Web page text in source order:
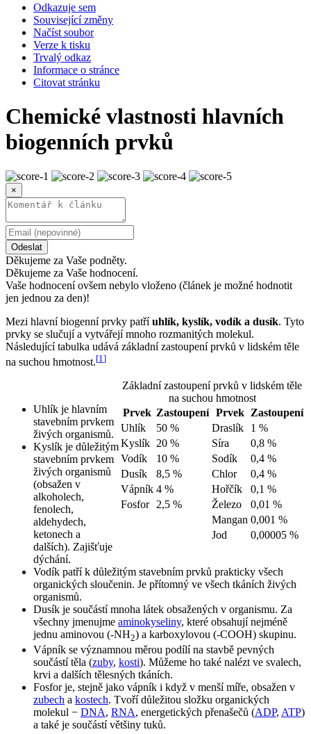
Odkazuje sem
Související změny
Načíst soubor
Verze k tisku
Trvalý odkaz
Informace o stránce
Citovat stránku
Chemické vlastnosti hlavních
biogenních prvků
×
Odeslat
Děkujeme za Vaše podněty.
Děkujeme za Vaše hodnocení.
Vaše hodnocení ovšem nebylo vloženo (článek je možné hodnotit
jen jednou za den)!
Mezi hlavní biogenní prvky patříuhlík, kyslík, vodík a dusík. Tyto
prvky se slučují a vytvářejí mnoho rozmanitých molekul.
Následující tabulka udává základní zastoupení prvků v lidském těle
na suchou hmotnost.[1 ]
Základní zastoupení prvků v lidském těle
na suchou hmotnost
Prvek Zastoupení Prvek
Zastoupení
Uhlík
50 % Draslík
1 %
Kyslík 20 % Síra
0,8 %
Vodík
10 % Sodík
0,4 %
Dusík
8,5 % Chlor
0,4 %
Vápník 4 % Hořčík
0,1 %
Fosfor
2,5 % Železo
0,01 %
Mangan 0,001 %
Jod
0,00005 %
Uhlík je hlavním
stavebním prvkem
živých organismů.
Kyslík je důležitým
stavebním prvkem
živých organismů
(obsažen v
alkoholech,
fenolech,
aldehydech,
ketonech a
dalších). Zajišťuje
dýchání.
Vodík patří k důležitým stavebním prvků prakticky všech
organických sloučenin. Je přítomný ve všech tkáních živých
organismů.
Dusík je součástí mnoha látek obsažených v organismu. Za
všechny jmenujme aminokyseliny, které obsahují nejméně
jednu aminovou (-NH2) a karboxylovou (-COOH) skupinu.
Vápník se významnou měrou podílí na stavbě pevných
součástí těla (zuby, kosti). Můžeme ho také nalézt ve svalech,
krvi a dalších tělesných tkáních.
Fosfor je, stejně jako vápník i když v menší míře, obsažen v
zubech a kostech. Tvoří důležitou složku organických
molekul − DNA, RNA, energetických přenašečů (ADP, ATP)
a také je součástí většiny tuků.